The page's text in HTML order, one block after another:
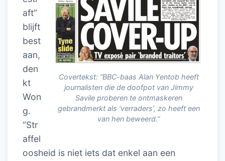
Covertekst: “BBC-baas Alan Yentob heeft
journalisten die de doofpot van Jimmy
Savile proberen te ontmaskeren
gebrandmerkt als ‘verraders’, zo heeft een
van hen beweerd.”
aft”
blijft
best
aan,
den
kt
Won
g.
“Str
affel
oosheid is niet iets dat enkel aan een